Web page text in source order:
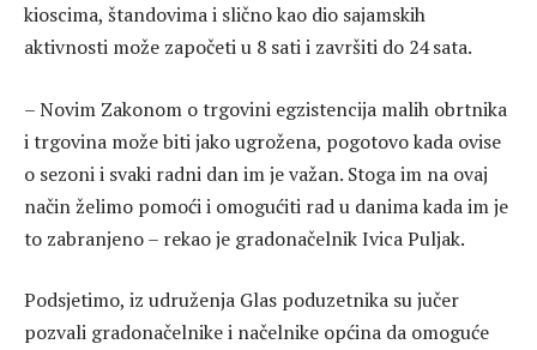
kioscima, štandovima i slično kao dio sajamskih
aktivnosti može započeti u 8 sati i završiti do 24 sata.
– Novim Zakonom o trgovini egzistencija malih obrtnika
i trgovina može biti jako ugrožena, pogotovo kada ovise
o sezoni i svaki radni dan im je važan. Stoga im na ovaj
način želimo pomoći i omogućiti rad u danima kada im je
to zabranjeno – rekao je gradonačelnik Ivica Puljak.
Podsjetimo, iz udruženja Glas poduzetnika su jučer
pozvali gradonačelnike i načelnike općina da omoguće